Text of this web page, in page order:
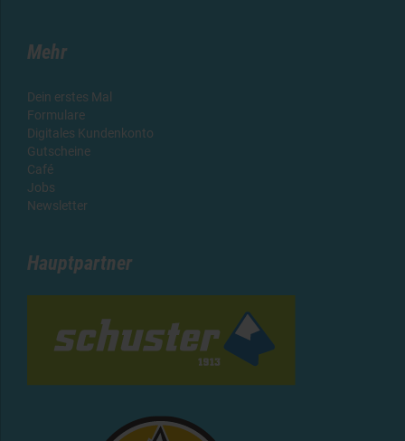
Mehr
Dein erstes Mal
Formulare
Digitales Kundenkonto
Gutscheine
Café
Jobs
Newsletter
Hauptpartner